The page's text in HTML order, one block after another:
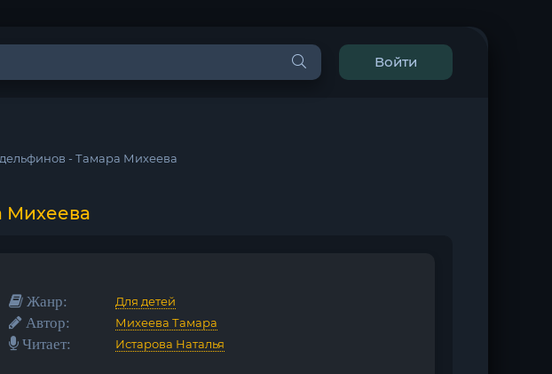
Войти
- Тамара Михеева
Михеева
Жанр: Для детей
Автор: Михеева Тамара
Читает: Истарова Наталья